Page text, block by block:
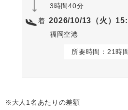
3時間40分
着 2026/10/13（火）
福岡空港
所要時間：21時
※大人1名あたりの差額